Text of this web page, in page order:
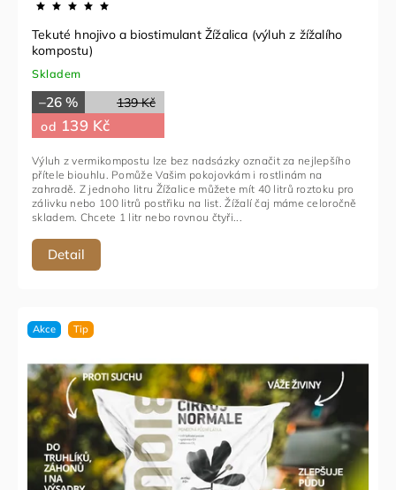
Tekuté hnojivo a biostimulant Žížalica (výluh z žížalího
kompostu)
Skladem
139 Kč
–26 %
od 139 Kč
Detail
Výluh z vermikompostu lze bez nadsázky označit za nejlepšího
přítele biouhlu. Pomůže Vašim pokojovkám i rostlinám na
zahradě. Z jednoho litru Žížalice můžete mít 40 litrů roztoku pro
zálivku nebo 100 litrů postřiku na list. Žížalí čaj máme celoročně
skladem. Chcete 1 litr nebo rovnou čtyři...
Akce Tip